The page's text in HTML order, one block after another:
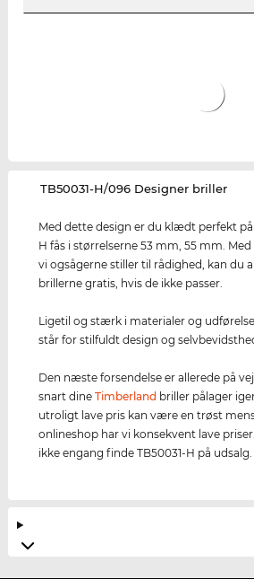
‌TB50031-H/096 Designer briller
Med dette design er du klædt perfekt på
H fås i størrelserne 53 mm, 55 mm.
vi ogsågerne stiller til rådighed, kan du
brillerne gratis, hvis de ikke passer.
Ligetil og stærk i materialer og
står for stilfuldt design og
Den næste forsendelse er allerede på
snart dineTimberland briller pålager
utroligt lave pris kan være en trøst
onlineshop har vi konsekvent lave
ikke engang finde TB50031-H på udsalg.